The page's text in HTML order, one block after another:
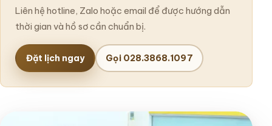
Liên hệ hotline, Zalo hoặc email để được hướng dẫn
thời gian và hồ sơ cần chuẩn bị.
Đặt lịch ngay Gọi 028.3868.1097